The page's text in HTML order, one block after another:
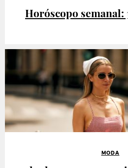
Horóscopo semanal:
MODA